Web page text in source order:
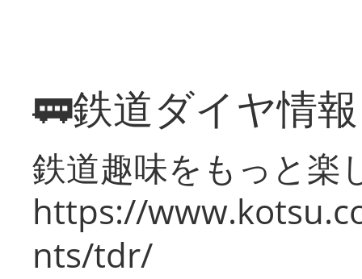
🚃鉄道ダイヤ情
鉄道趣味をもっと楽
https://
nts/tdr/